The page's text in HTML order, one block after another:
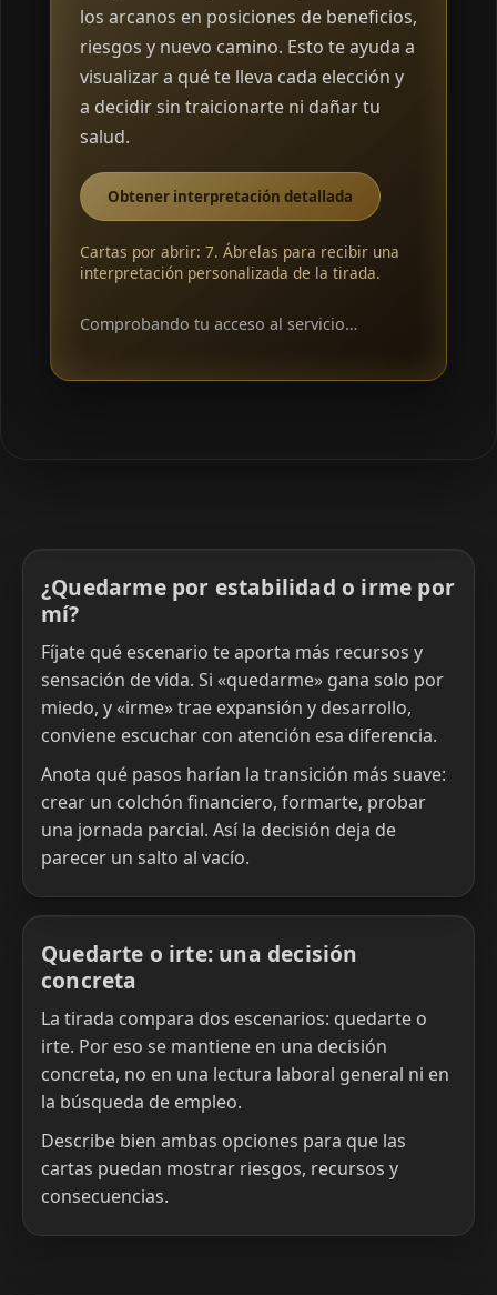
los arcanos en posiciones de beneficios,
riesgos y nuevo camino. Esto te ayuda a
visualizar a qué te lleva cada elección y
a decidir sin traicionarte ni dañar tu
salud.
Obtener interpretación detallada
Cartas por abrir: 7. Ábrelas para recibir una
interpretación personalizada de la tirada.
Comprobando tu acceso al servicio…
¿Quedarme por estabilidad o irme por
mí?
Fíjate qué escenario te aporta más recursos y
sensación de vida. Si «quedarme» gana solo por
miedo, y «irme» trae expansión y desarrollo,
conviene escuchar con atención esa diferencia.
Anota qué pasos harían la transición más suave:
crear un colchón financiero, formarte, probar
una jornada parcial. Así la decisión deja de
parecer un salto al vacío.
Quedarte o irte: una decisión
concreta
La tirada compara dos escenarios: quedarte o
irte. Por eso se mantiene en una decisión
concreta, no en una lectura laboral general ni en
la búsqueda de empleo.
Describe bien ambas opciones para que las
cartas puedan mostrar riesgos, recursos y
consecuencias.